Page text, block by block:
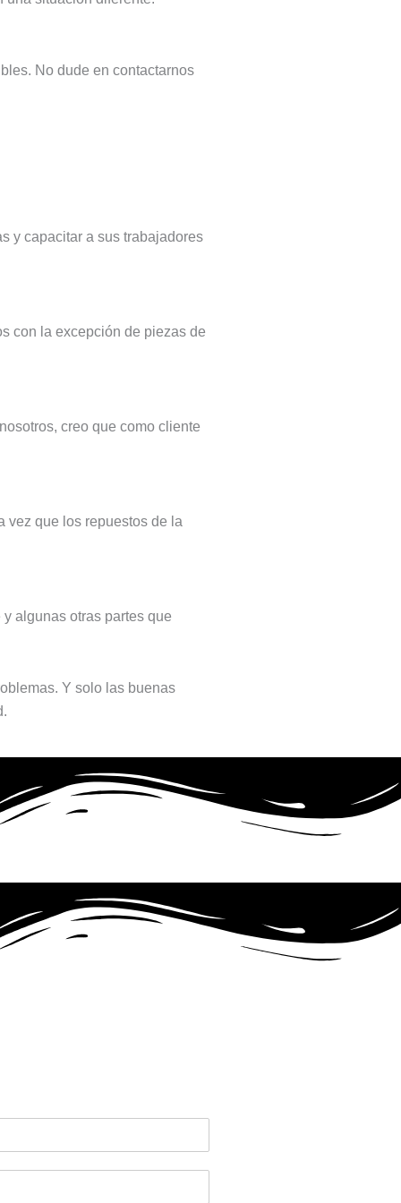
No dude en contactarnos
y capacitar a sus trabajadores
con la excepción de piezas de
creo que como cliente
vez que los repuestos de la
algunas otras partes que
Y solo las buenas